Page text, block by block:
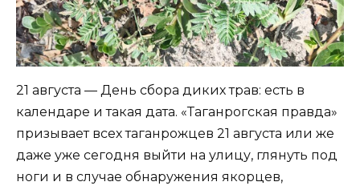
21 августа — День сбора диких трав: есть в
календаре и такая дата. «Таганрогская правда»
призывает всех таганрожцев 21 августа или же
даже уже сегодня выйти на улицу, глянуть под
ноги и в случае обнаружения якорцев,